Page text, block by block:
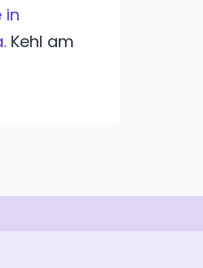
in
Kehl am